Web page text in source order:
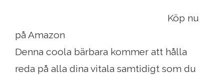
Köp nu
på Amazon
Denna coola bärbara kommer att hålla
reda på alla dina vitala samtidigt som du